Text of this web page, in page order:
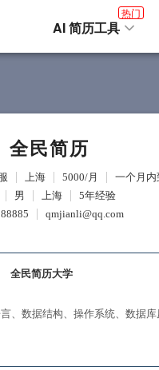
AI 简历工具
热门
全民简历
上海 5000/月
一个月内
男 上海
5年经验
qmjianli@qq.com
全民简历大学
、数据结构、操作系统、数据库